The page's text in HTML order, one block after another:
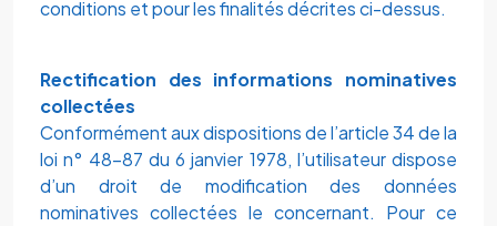
conditions et pour les finalités décrites ci-dessus.
Rectification des informations nominatives
collectées
Conformément aux dispositions de l’article 34 de la
loi n° 48-87 du 6 janvier 1978, l’utilisateur dispose
d’un droit de modification des données
nominatives collectées le concernant. Pour ce